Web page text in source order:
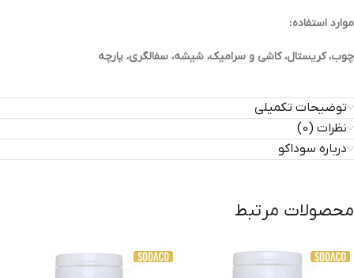
موارد استفاده :
چوب، کریستال، کاشی و سرامیک، شیشه، سفالگری، پارچه
توضیحات تکمیلی
نظرات (0)
درباره سوداکو
محصولات مرتبط